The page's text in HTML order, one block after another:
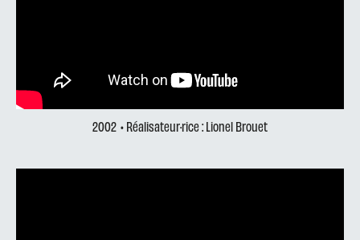
2002 • Réalisateur·rice : Lionel Brouet